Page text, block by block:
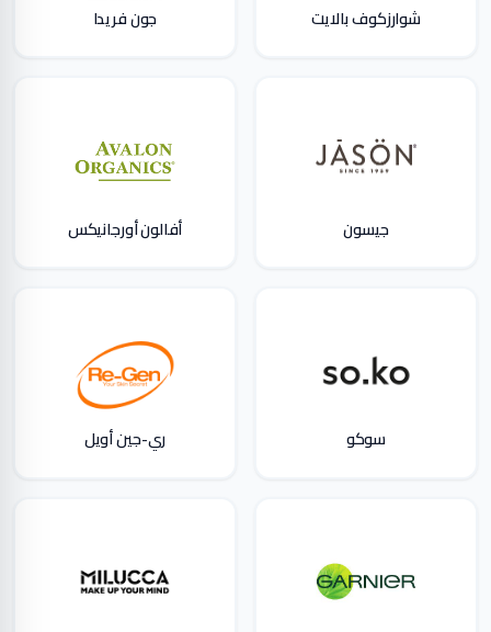
شوارزكوف بالايت جون فريدا
جيسون أفالون أورجانيكس
سوكو ري-جين أويل